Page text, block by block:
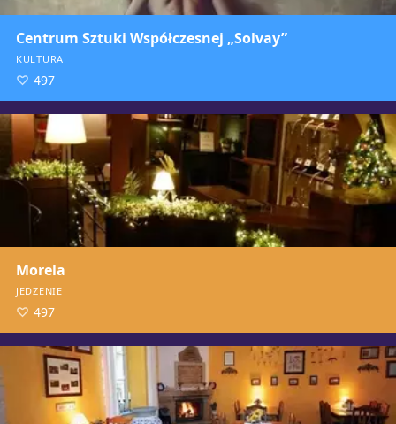
Centrum Sztuki Współczesnej „Solvay”
KULTURA
497
Morela
JEDZENIE
497